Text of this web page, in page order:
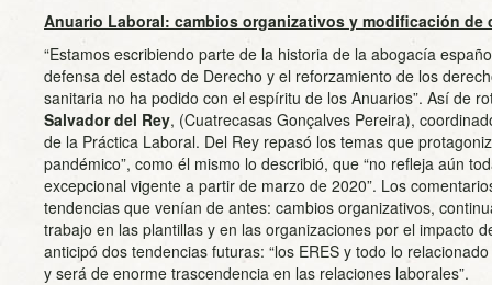
Anuario Laboral: cambios organizativos y modificación de
“Estamos escribiendo parte de la historia de la abogacía
defensa del estado de Derecho y el reforzamiento de los
sanitaria no ha podido con el espíritu de los Anuarios”. Así de
Salvador del Rey, (Cuatrecasas Gonçalves Pereira),
de la Práctica Laboral. Del Rey repasó los temas que
pandémico”, como él mismo lo describió, que “no refleja aún
excepcional vigente a partir de marzo de 2020”. Los
tendencias que venían de antes: cambios organizativos,
trabajo en las plantillas y en las organizaciones por el impacto
anticipó dos tendencias futuras: “los ERES y todo lo
y será de enorme trascendencia en las relaciones laborales”.